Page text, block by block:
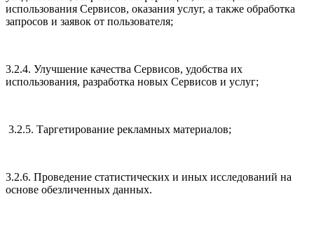
использования Сервисов, оказания услуг, а также обработка
запросов и заявок от пользователя;
3.2.4. Улучшение качества Сервисов, удобства их
использования, разработка новых Сервисов и услуг;
3.2.5. Таргетирование рекламных материалов;
3.2.6. Проведение статистических и иных исследований на
основе обезличенных данных.